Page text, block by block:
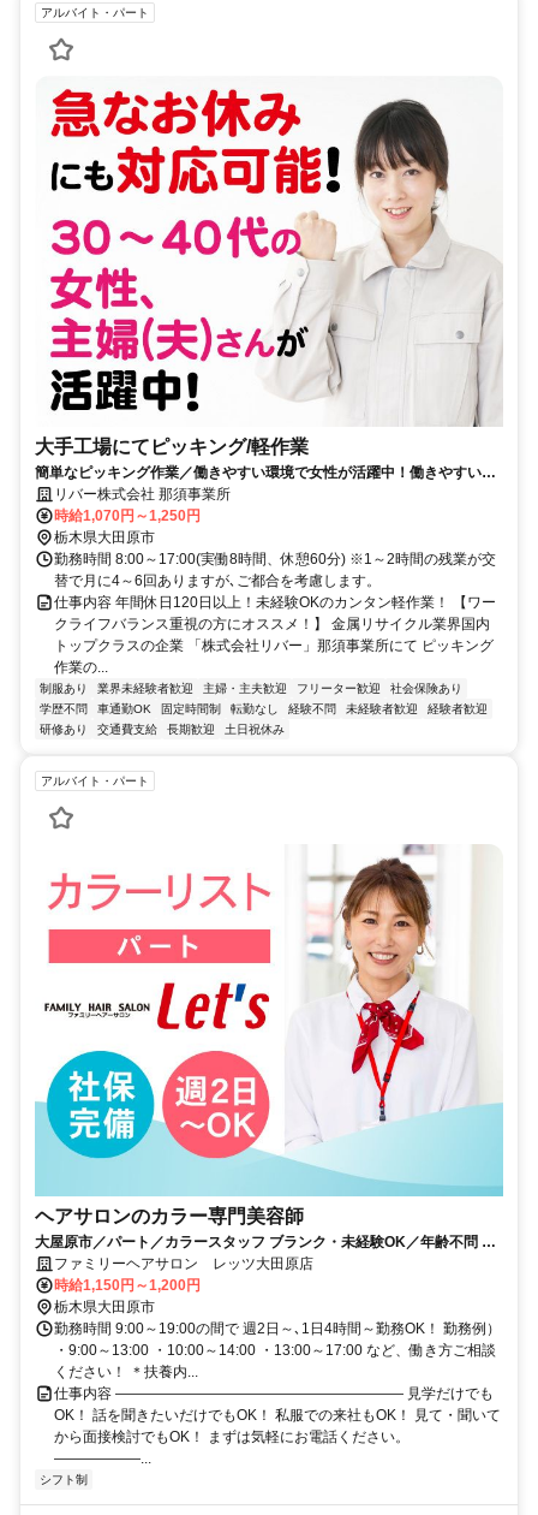
アルバイト・パート
大手工場にてピッキング/軽作業
簡単なピッキング作業／働きやすい環境で女性が活躍中！働きやすい日
勤業務！未経験歓迎！
リバー株式会社 那須事業所
時給1,070円～1,250円
栃木県大田原市
勤務時間 8:00～17:00(実働8時間、休憩60分) ※1～2時間の残業が交
替で月に4～6回ありますが､ご都合を考慮します。
仕事内容 年間休日120日以上！未経験OKのカンタン軽作業！ 【ワー
クライフバランス重視の方にオススメ！】 金属リサイクル業界国内
トップクラスの企業 「株式会社リバー」那須事業所にて ピッキング
作業の...
制服あり 業界未経験者歓迎 主婦・主夫歓迎 フリーター歓迎
社会保険あり
学歴不問
車通勤OK 固定時間制 転勤なし 経験不問 未経験者歓迎
経験者歓迎
研修あり
交通費支給 長期歓迎 土日祝休み
アルバイト・パート
ヘアサロンのカラー専門美容師
大屋原市／パート／カラースタッフ ブランク・未経験OK／年齢不問 1
日4時間～OK
ファミリーヘアサロン レッツ大田原店
時給1,150円～1,200円
栃木県大田原市
勤務時間 9:00～19:00の間で 週2日～､1日4時間～勤務OK！ 勤務例）
・9:00～13:00 ・10:00～14:00 ・13:00～17:00 など、働き方ご相談
ください！ ＊扶養内...
仕事内容 ―――――――――――――――――――― 見学だけでも
OK！ 話を聞きたいだけでもOK！ 私服での来社もOK！ 見て・聞いて
から面接検討でもOK！ まずは気軽にお電話ください。
――――――...
シフト制